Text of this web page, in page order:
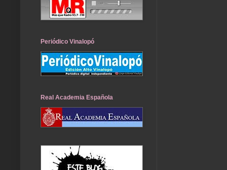
Periódico Vinalopó
Real Academia Española